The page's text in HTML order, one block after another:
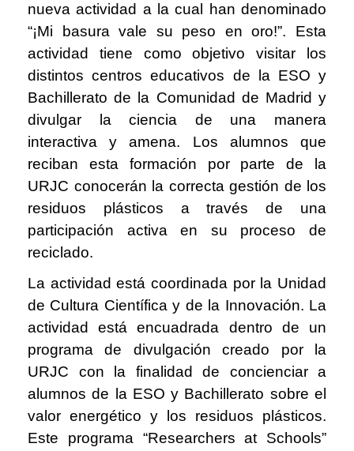
nueva actividad a la cual han denominado
“¡Mi basura vale su peso en oro!”. Esta
actividad tiene como objetivo visitar los
distintos centros educativos de la ESO y
Bachillerato de la Comunidad de Madrid y
divulgar la ciencia de una manera
interactiva y amena. Los alumnos que
reciban esta formación por parte de la
URJC conocerán la correcta gestión de los
residuos plásticos a través de una
participación activa en su proceso de
reciclado.
La actividad está coordinada por la Unidad
de Cultura Científica y de la Innovación. La
actividad está encuadrada dentro de un
programa de divulgación creado por la
URJC con la finalidad de concienciar a
alumnos de la ESO y Bachillerato sobre el
valor energético y los residuos plásticos.
Este programa “Researchers at Schools”